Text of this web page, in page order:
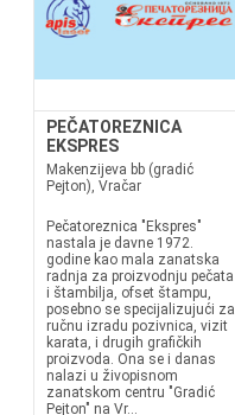
PEČATOREZNICA
EKSPRES
Makenzijeva bb (gradić
Pejton), Vračar
Pečatoreznica "Ekspres"
nastala je davne 1972.
godine kao mala zanatska
radnja za proizvodnju pečata
i štambilja, ofset štampu,
posebno se specijalizujući za
ručnu izradu pozivnica, vizit
karata, i drugih grafičkih
proizvoda. Ona se i danas
nalazi u živopisnom
zanatskom centru "Gradić
Pejton" na Vr...